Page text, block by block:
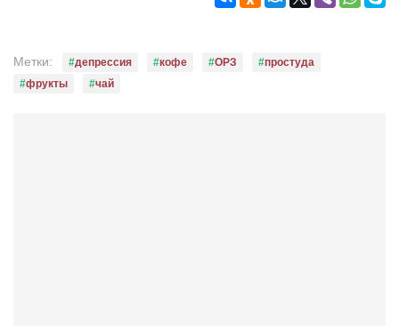
Конкурс «Колибри» 2014
Метки: депрессия кофе ОРЗ
простуда
фрукты
чай